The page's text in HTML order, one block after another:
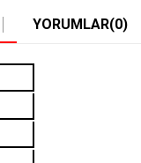
YORUMLAR(0)